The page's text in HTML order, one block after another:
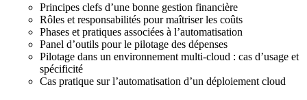
Principes clefs d’une bonne gestion financière
Rôles et responsabilités pour maîtriser les coûts
Phases et pratiques associées à l’automatisation
Panel d’outils pour le pilotage des dépenses
Pilotage dans un environnement multi-cloud : cas d’usage et
spécificité
Cas pratique sur l’automatisation d’un déploiement cloud